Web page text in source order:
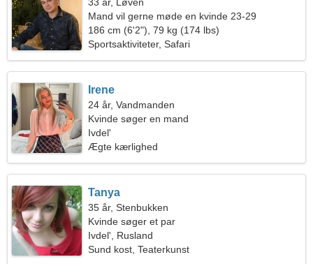
Mand vil gerne møde en kvinde 23-29
186 cm (6'2"), 79 kg (174 lbs)
Sportsaktiviteter, Safari
Irene
24 år, Vandmanden
Kvinde søger en mand
Ivdel'
Ægte kærlighed
Tanya
35 år, Stenbukken
Kvinde søger et par
Ivdel', Rusland
Sund kost, Teaterkunst